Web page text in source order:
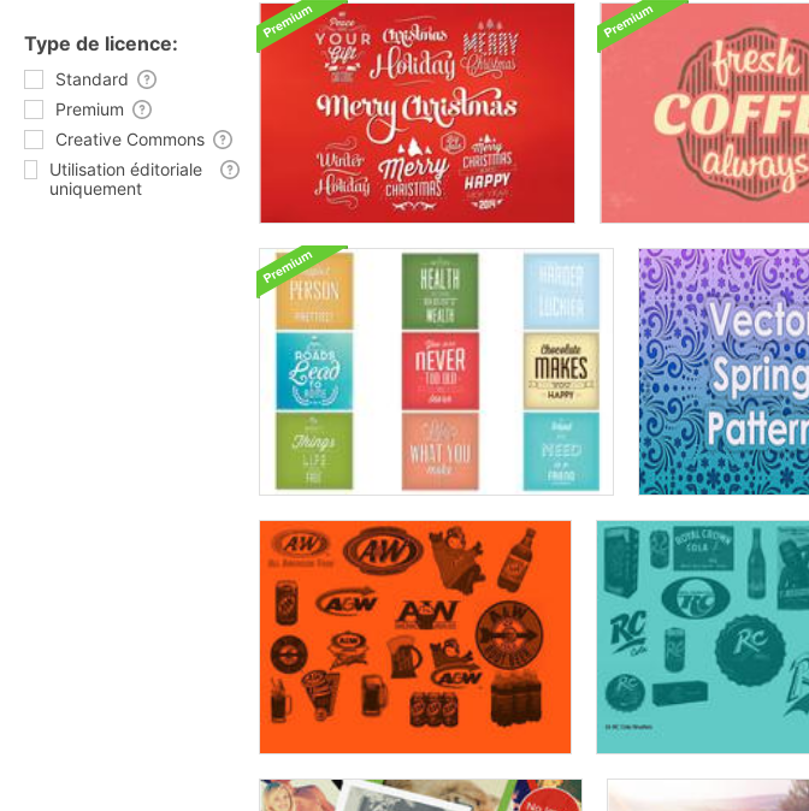
Type de licence:
Standard
Premium
Creative Commons
Utilisation éditoriale
uniquement